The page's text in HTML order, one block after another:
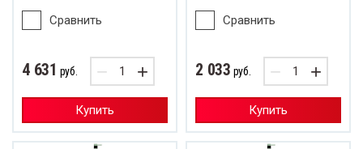
Сравнить
4 631 руб. − +
Купить
Сравнить
2 033 руб. − +
Купить